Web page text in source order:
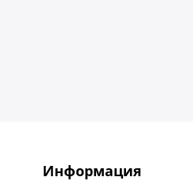
Информация